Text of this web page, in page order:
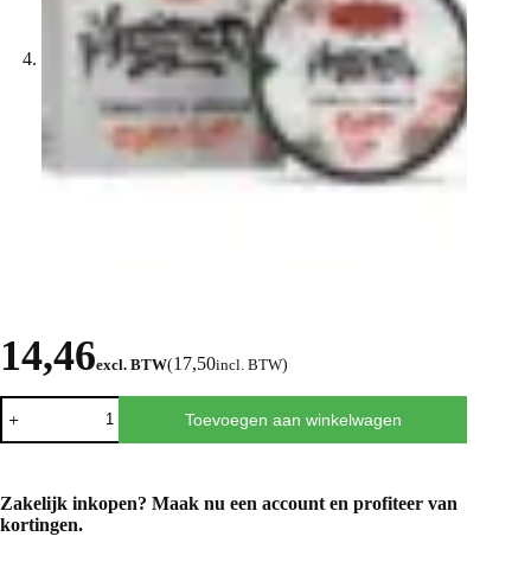
14,46excl. BTW(17,50incl. BTW)
Toevoegen aan winkelwagen
Zakelijk inkopen? Maak nu een account en profiteer van
kortingen.